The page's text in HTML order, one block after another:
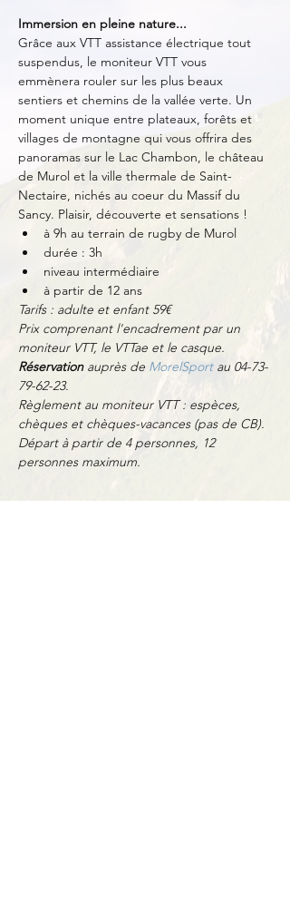
Immersion en pleine nature...
Grâce aux VTT assistance électrique tout
suspendus, le moniteur VTT vous
emmènera rouler sur les plus beaux
sentiers et chemins de la vallée verte. Un
moment unique entre plateaux, forêts et
villages de montagne qui vous offrira des
panoramas sur le Lac Chambon, le château
de Murol et la ville thermale de Saint-
Nectaire, nichés au coeur du Massif du
Sancy. Plaisir, découverte et sensations !
à 9h au terrain de rugby de Murol
durée : 3h
niveau intermédiaire
à partir de 12 ans
Tarifs : adulte et enfant 59€
Prix comprenant l'encadrement par un
moniteur VTT, le VTTae et le casque.
Réservation auprès de MorelSport au 04-73-
79-62-23.
Règlement au moniteur VTT : espèces,
chèques et chèques-vacances (pas de CB).
Départ à partir de 4 personnes, 12
personnes maximum.